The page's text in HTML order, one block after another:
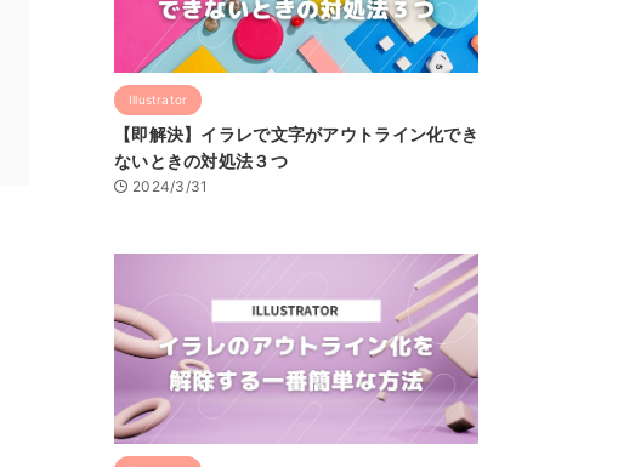
Illustrator
【即解決】イラレで文字がアウトライン化でき
ないときの対処法３つ
2024/3/31